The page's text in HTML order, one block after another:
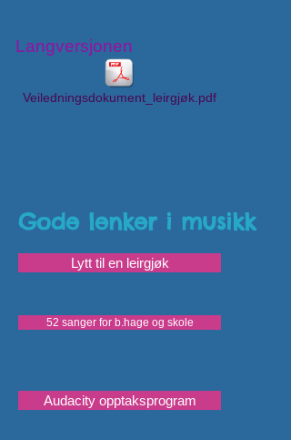
Langversjonen
Veiledningsdokument_leirgjøk.pdf
Gode lenker i musikk
Lytt til en leirgjøk
52 sanger for b.hage og skole
Audacity opptaksprogram